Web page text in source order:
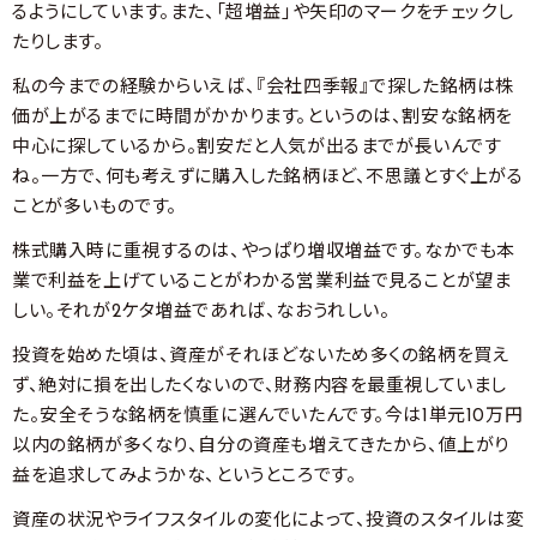
るようにしています。また、「超増益」や矢印のマークをチェックし
たりします。
私の今までの経験からいえば、『会社四季報』で探した銘柄は株
価が上がるまでに時間がかかります。というのは、割安な銘柄を
中心に探しているから。割安だと人気が出るまでが長いんです
ね。一方で、何も考えずに購入した銘柄ほど、不思議とすぐ上がる
ことが多いものです。
株式購入時に重視するのは、やっぱり増収増益です。なかでも本
業で利益を上げていることがわかる営業利益で見ることが望ま
しい。それが2ケタ増益であれば、なおうれしい。
投資を始めた頃は、資産がそれほどないため多くの銘柄を買え
ず、絶対に損を出したくないので、財務内容を最重視していまし
た。安全そうな銘柄を慎重に選んでいたんです。今は1単元10万円
以内の銘柄が多くなり、自分の資産も増えてきたから、値上がり
益を追求してみようかな、というところです。
資産の状況やライフスタイルの変化によって、投資のスタイルは変